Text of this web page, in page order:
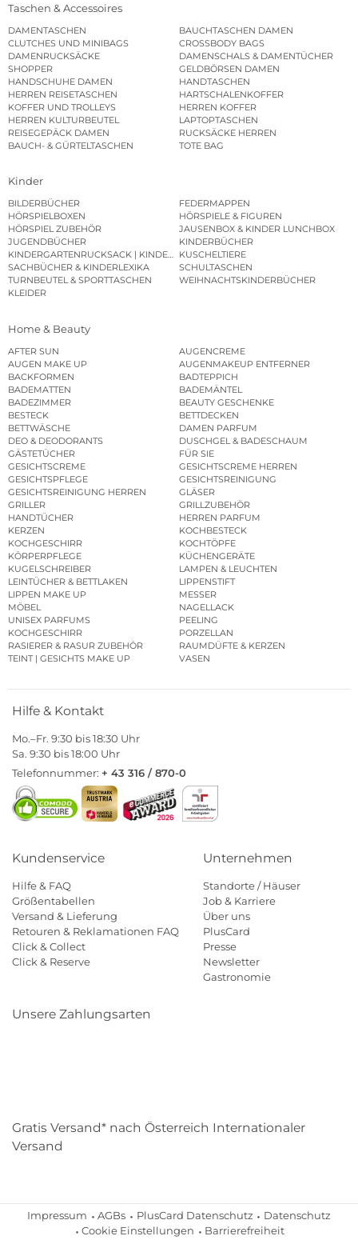
Taschen & Accessoires
DAMENTASCHEN
BAUCHTASCHEN DAMEN
CLUTCHES UND MINIBAGS
CROSSBODY BAGS
DAMENRUCKSÄCKE
DAMENSCHALS & DAMENTÜCHER
SHOPPER
GELDBÖRSEN DAMEN
HANDSCHUHE DAMEN
HANDTASCHEN
HERREN REISETASCHEN
HARTSCHALENKOFFER
KOFFER UND TROLLEYS
HERREN KOFFER
HERREN KULTURBEUTEL
LAPTOPTASCHEN
REISEGEPÄCK DAMEN
RUCKSÄCKE HERREN
BAUCH- & GÜRTELTASCHEN
TOTE BAG
Kinder
BILDERBÜCHER
FEDERMAPPEN
HÖRSPIELBOXEN
HÖRSPIELE & FIGUREN
HÖRSPIEL ZUBEHÖR
JAUSENBOX & KINDER LUNCHBOX
JUGENDBÜCHER
KINDERBÜCHER
KINDERGARTENRUCKSACK | KINDERGARTENBEUTEL
KUSCHELTIERE
SACHBÜCHER & KINDERLEXIKA
SCHULTASCHEN
TURNBEUTEL & SPORTTASCHEN
WEIHNACHTSKINDERBÜCHER
KLEIDER
Home & Beauty
AFTER SUN
AUGENCREME
AUGEN MAKE UP
AUGENMAKEUP ENTFERNER
BACKFORMEN
BADTEPPICH
BADEMATTEN
BADEMÄNTEL
BADEZIMMER
BEAUTY GESCHENKE
BESTECK
BETTDECKEN
BETTWÄSCHE
DAMEN PARFUM
DEO & DEODORANTS
DUSCHGEL & BADESCHAUM
GÄSTETÜCHER
FÜR SIE
GESICHTSCREME
GESICHTSCREME HERREN
GESICHTSPFLEGE
GESICHTSREINIGUNG
GESICHTSREINIGUNG HERREN
GLÄSER
GRILLER
GRILLZUBEHÖR
HANDTÜCHER
HERREN PARFUM
KERZEN
KOCHBESTECK
KOCHGESCHIRR
KOCHTÖPFE
KÖRPERPFLEGE
KÜCHENGERÄTE
KUGELSCHREIBER
LAMPEN & LEUCHTEN
LEINTÜCHER & BETTLAKEN
LIPPENSTIFT
LIPPEN MAKE UP
MESSER
MÖBEL
NAGELLACK
UNISEX PARFUMS
PEELING
KOCHGESCHIRR
PORZELLAN
RASIERER & RASUR ZUBEHÖR
RAUMDÜFTE & KERZEN
TEINT | GESICHTS MAKE UP
VASEN
Hilfe & Kontakt
Mo.–Fr. 9:30 bis 18:30 Uhr
Sa. 9:30 bis 18:00 Uhr
Telefonnummer: + 43 316 / 870-0
Kundenservice
Hilfe & FAQ
Größentabellen
Versand & Lieferung
Retouren & Reklamationen FAQ
Click & Collect
Click & Reserve
Unternehmen
Standorte / Häuser
Job & Karriere
Über uns
PlusCard
Presse
Newsletter
Gastronomie
Unsere Zahlungsarten
Gratis Versand* nach Österreich Internationaler
Versand
Impressum AGBs PlusCard Datenschutz
Datenschutz
Cookie Einstellungen
Barrierefreiheit